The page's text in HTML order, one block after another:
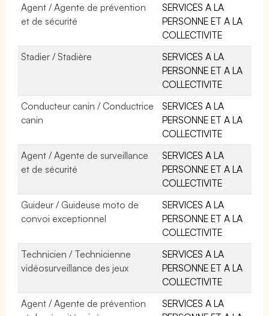
Agent / Agente de prévention
et de sécurité
SERVICES A LA
PERSONNE ET A LA
COLLECTIVITE
Stadier / Stadière
SERVICES A LA
PERSONNE ET A LA
COLLECTIVITE
Conducteur canin / Conductrice
canin
SERVICES A LA
PERSONNE ET A LA
COLLECTIVITE
Agent / Agente de surveillance
et de sécurité
SERVICES A LA
PERSONNE ET A LA
COLLECTIVITE
Guideur / Guideuse moto de
convoi exceptionnel
SERVICES A LA
PERSONNE ET A LA
COLLECTIVITE
Technicien / Technicienne
vidéosurveillance des jeux
SERVICES A LA
PERSONNE ET A LA
COLLECTIVITE
Agent / Agente de prévention
SERVICES A LA